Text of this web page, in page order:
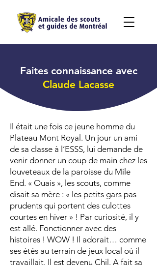
Faites connaissance avec
Claude Lacasse
Il était une fois ce jeune homme du
Plateau Mont Royal. Un jour un ami
de sa classe à l’ESSS, lui demande de
venir donner un coup de main chez les
louveteaux de la paroisse du Mile
End. « Ouais », les scouts, comme
disait sa mère : « les petits gars pas
prudents qui portent des culottes
courtes en hiver » ! Par curiosité, il y
est allé. Fonctionner avec des
histoires ! WOW ! Il adorait… comme
ses étés au terrain de jeux local où il
travaillait. Il est devenu Chil. A fait sa